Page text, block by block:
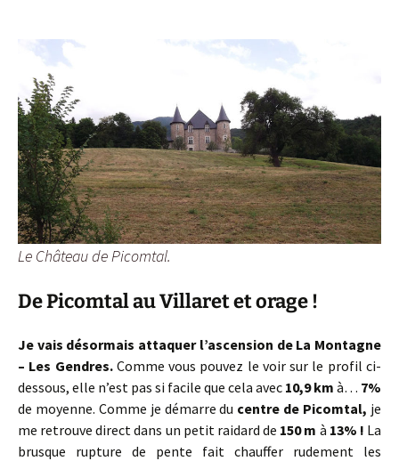
Le Château de Picomtal.
De Picomtal au Villaret et orage !
Je vais désormais attaquer l’ascension de La Montagne
– Les Gendres.Comme vous pouvez le voir sur le profil ci-
dessous, elle n’est pas si facile que cela avec 10,9 km à… 7%
de moyenne. Comme je démarre du centre de Picomtal, je
me retrouve direct dans un petit raidard de 150 m à 13% ! La
brusque rupture de pente fait chauffer rudement les